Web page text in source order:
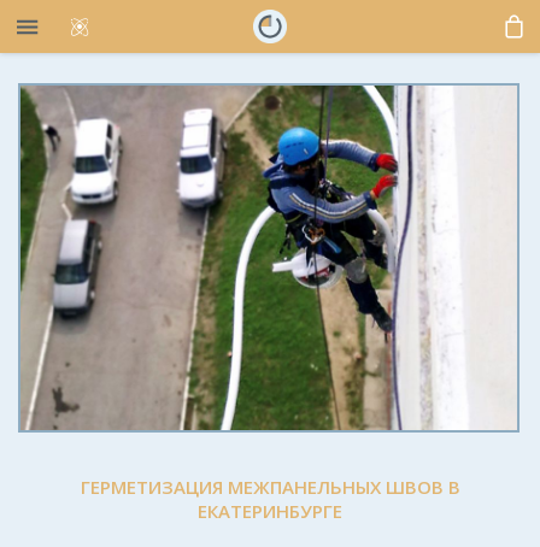
ГЕРМЕТИЗАЦИЯ МЕЖПАНЕЛЬНЫХ ШВОВ В
ЕКАТЕРИНБУРГЕ